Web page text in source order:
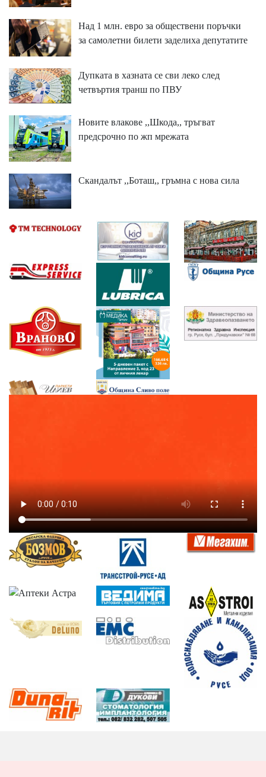
Над 1 млн. евро за обществени поръчки
за самолетни билети заделиха депутатите
Дупката в хазната се сви леко след
четвъртия транш по ПВУ
Новите влакове ,,Шкода,, тръгват
предсрочно по жп мрежата
Скандалът ,,Боташ,, гръмна с нова сила